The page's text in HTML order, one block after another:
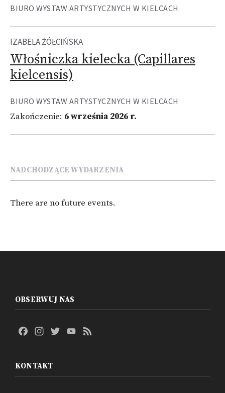
BIURO WYSTAW ARTYSTYCZNYCH W KIELCACH
IZABELA ŻÓŁCIŃSKA
Włośniczka kielecka (Capillares
kielcensis)
BIURO WYSTAW ARTYSTYCZNYCH W KIELCACH
Zakończenie: 6 września 2026 r.
NADCHODZĄCE WYDARZENIA
There are no future events.
OBSERWUJ NAS
FacebookInstagram
TwitterYouTube
KONTAKT